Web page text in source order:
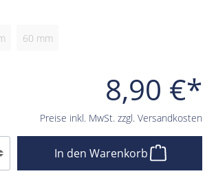
8,90 €*
Preise inkl. MwSt. zzgl. Versandkosten
60 mm
In den Warenkorb